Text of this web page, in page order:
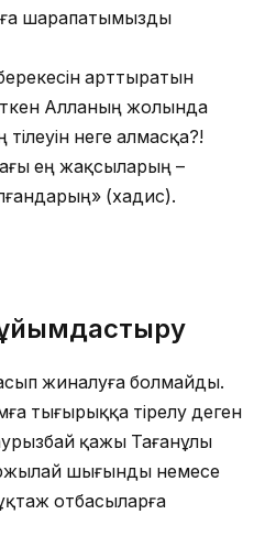
шарапатымызды
арттыратын
Алланың жолында
неге алмасқа?!
ең жақсыларың –
(хадис).
жиналуға болмайды.
тығырыққа тірелу деген
қажы Тағанұлы
шығынды немесе
отбасыларға